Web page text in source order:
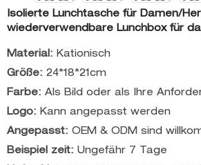
Isolierte Lunchtasche für Damen/
wiederverwendbare Lunchbox für
Material: Kationisch
Größe: 24*18*21cm
Farbe: Als Bild oder als Ihre
Logo: Kann angepasst werden
Angepasst: OEM & ODM sind
Beispiel zeit: Ungefähr 7 Tage